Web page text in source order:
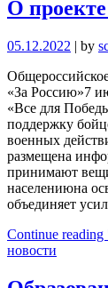
О
05.12.2022 | by
«За Россию»7
«Все для
поддержку
военных
размещена
принимают
населениюна
объединяет
Continue reading
новости